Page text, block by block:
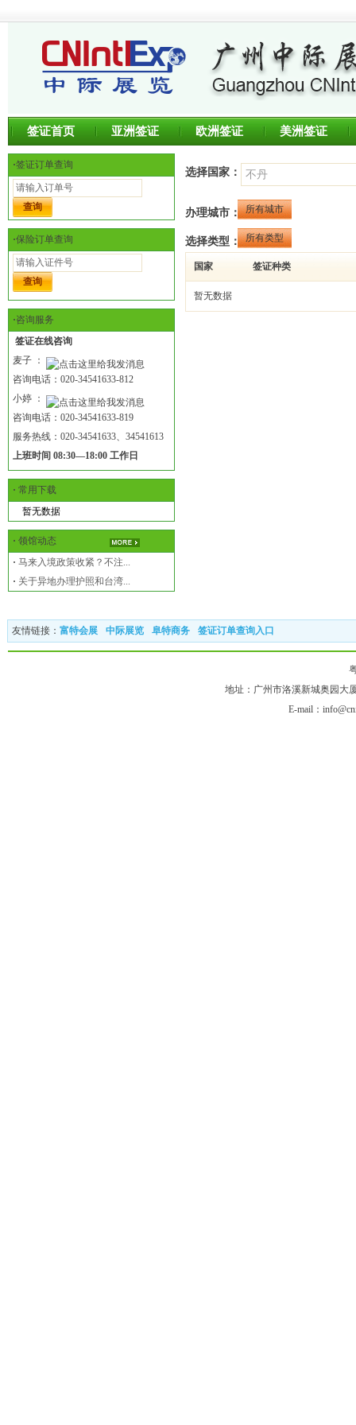
签证首页 亚洲签证 欧洲签证 美洲签证
·签证订单查询
·保险订单查询
·咨询服务
签证在线咨询
麦子 ：
咨询电话：020-34541633-812
小婷 ：
咨询电话：020-34541633-819
服务热线：020-34541633、34541613
上班时间 08:30—18:00 工作日
· 常用下载
暂无数据
· 领馆动态
· 马来入境政策收紧？不注...
· 关于异地办理护照和台湾...
选择国家：
办理城市： 所有城市
选择类型： 所有类型
国家 签证种类
暂无数据
友情链接： 富特会展 中际展览 阜特商务 签证订单查询入口
地址：广州市洛溪新城奥园大
E-mail：